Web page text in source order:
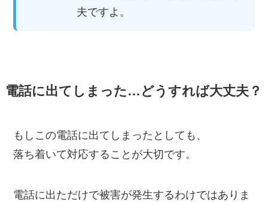
夫ですよ。
電話に出てしまった…どうすれば大丈夫？
もしこの電話に出てしまったとしても、
落ち着いて対応することが大切です。
電話に出ただけで被害が発生するわけではありま